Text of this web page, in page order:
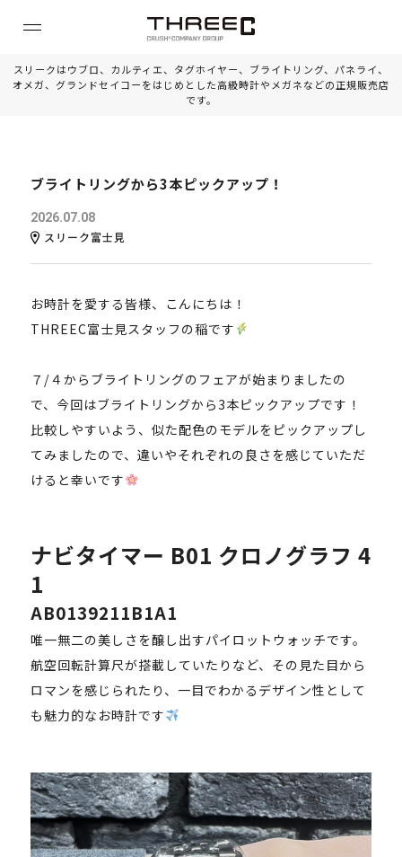
スリークはウブロ、カルティエ、タグホイヤー、ブライトリング、パネライ、
オメガ、グランドセイコーをはじめとした高級時計やメガネなどの正規販売店
です。
ブライトリングから3本ピックアップ！
2026.07.08
スリーク富士見
お時計を愛する皆様、こんにちは！
THREEC富士見スタッフの稲です
７/４からブライトリングのフェアが始まりましたの
で、今回はブライトリングから3本ピックアップです！
比較しやすいよう、似た配色のモデルをピックアップし
てみましたので、違いやそれぞれの良さを感じていただ
けると幸いです
ナビタイマー B01 クロノグラフ 4
1
AB0139211B1A1
唯一無二の美しさを醸し出すパイロットウォッチです。
航空回転計算尺が搭載していたりなど、その見た目から
ロマンを感じられたり、一目でわかるデザイン性として
も魅力的なお時計です